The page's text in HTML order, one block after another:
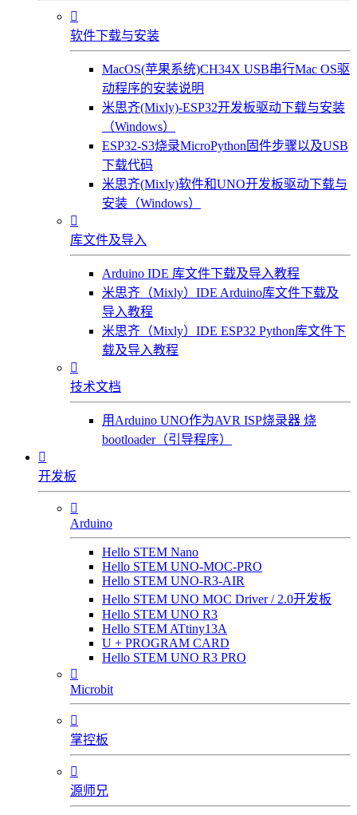

软件下载与安装
MacOS(苹果系统)CH34X USB串行Mac OS驱
动程序的安装说明
米思齐(Mixly)-ESP32开发板驱动下载与安装
（Windows）
ESP32-S3烧录MicroPython固件步骤以及USB
下载代码
米思齐(Mixly)软件和UNO开发板驱动下载与
安装（Windows）

库文件及导入
Arduino IDE 库文件下载及导入教程
米思齐（Mixly）IDE Arduino库文件下载及
导入教程
米思齐（Mixly）IDE ESP32 Python库文件下
载及导入教程

技术文档
用Arduino UNO作为AVR ISP烧录器 烧
bootloader（引导程序）

开发板

Arduino
Hello STEM Nano
Hello STEM UNO-MOC-PRO
Hello STEM UNO-R3-AIR
Hello STEM UNO MOC Driver / 2.0开发板
Hello STEM UNO R3
Hello STEM ATtiny13A
U + PROGRAM CARD
Hello STEM UNO R3 PRO

Microbit

掌控板

源师兄